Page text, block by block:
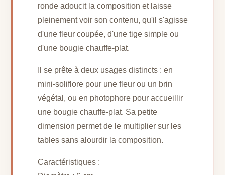
ronde adoucit la composition et laisse
pleinement voir son contenu, qu'il s'agisse
d'une fleur coupée, d'une tige simple ou
d'une bougie chauffe-plat.
Il se prête à deux usages distincts : en
mini-soliflore pour une fleur ou un brin
végétal, ou en photophore pour accueillir
une bougie chauffe-plat. Sa petite
dimension permet de le multiplier sur les
tables sans alourdir la composition.
Caractéristiques :